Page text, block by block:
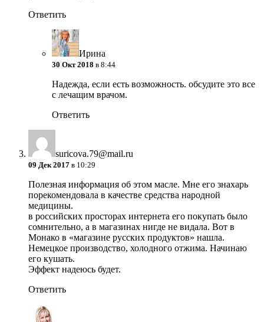
Ответить
Ирина
30 Окт 2018 в 8:44
Надежда, если есть возможность. обсудите это все
с лечащим врачом.
Ответить
suricova.79@mail.ru
09 Дек 2017 в 10:29
Полезная информация об этом масле. Мне его знахарь
порекомендовала в качестве средства народной
медицины.
в российских просторах интернета его покупать было
сомнительно, а в магазинах нигде не видала. Вот в
Монако в «магазине русских продуктов» нашла.
Немецкое производство, холодного отжима. Начинаю
его кушать.
Эффект надеюсь будет.
Ответить